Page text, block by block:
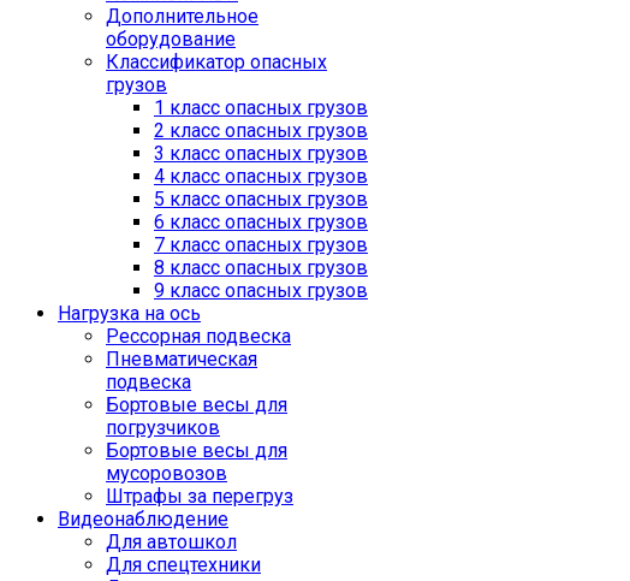
Дополнительное
оборудование
Классификатор опасных
грузов
1 класс опасных грузов
2 класс опасных грузов
3 класс опасных грузов
4 класс опасных грузов
5 класс опасных грузов
6 класс опасных грузов
7 класс опасных грузов
8 класс опасных грузов
9 класс опасных грузов
Нагрузка на ось
Рессорная подвеска
Пневматическая
подвеска
Бортовые весы для
погрузчиков
Бортовые весы для
мусоровозов
Штрафы за перегруз
Видеонаблюдение
Для автошкол
Для спецтехники